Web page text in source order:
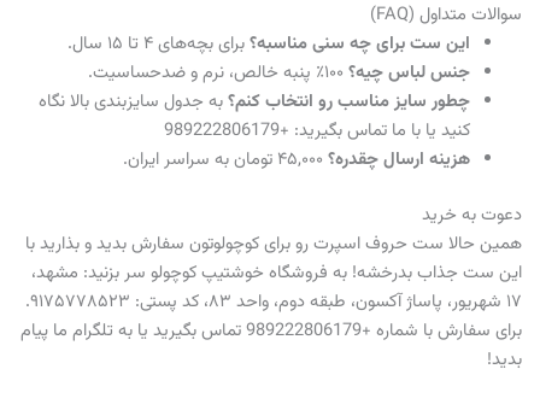
سوالات متداول (FAQ)
این ست برای چه سنی مناسبه؟برای بچه‌های ۴ تا ۱۵ سال.
جنس لباس چیه؟
چطور سایز مناسب رو انتخاب کنم؟به جدول سایزبندی بالا نگاه
کنید یا با ما تماس بگیرید: +989222806179
هزینه ارسال چقدره؟
دعوت به خرید
همین حالا ست حروف اسپرت رو برای کوچولوتون سفارش بدید و بذارید با
این ست جذاب بدرخشه! به فروشگاه خوشتیپ کوچولو سر بزنید: مشهد،
۱۷ شهریور، پاساژ آکسون، طبقه دوم، واحد ۸۳، کد پستی: ۹۱۷۵۷۷۸۵۲۳.
برای سفارش با شماره +989222806179 تماس بگیرید یا به تلگرام ما پیام
بدید!